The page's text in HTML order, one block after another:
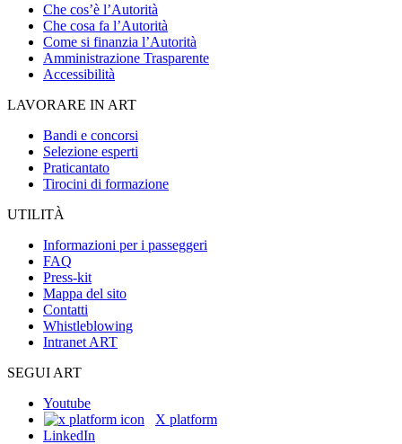
Che cos’è l’Autorità
Che cosa fa l’Autorità
Come si finanzia l’Autorità
Amministrazione Trasparente
Accessibilità
LAVORARE IN ART
Bandi e concorsi
Selezione esperti
Praticantato
Tirocini di formazione
UTILITÀ
Informazioni per i passeggeri
FAQ
Press-kit
Mappa del sito
Contatti
Whistleblowing
Intranet ART
SEGUI ART
Youtube
X platform
LinkedIn